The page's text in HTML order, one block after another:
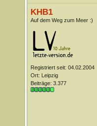
KHB1
Auf dem Weg zum Meer :)
Registriert seit: 04.02.2004
Ort: Leipzig
Beiträge: 3.377